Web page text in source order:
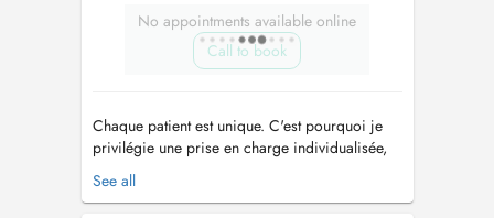
No appointments available online
Call to book
Chaque patient est unique. C'est pourquoi je
privilégie une prise en charge individualisée,
en tenant compte de votre histoire, de vos
attentes et de vos objectifs. Curieuse et
See all